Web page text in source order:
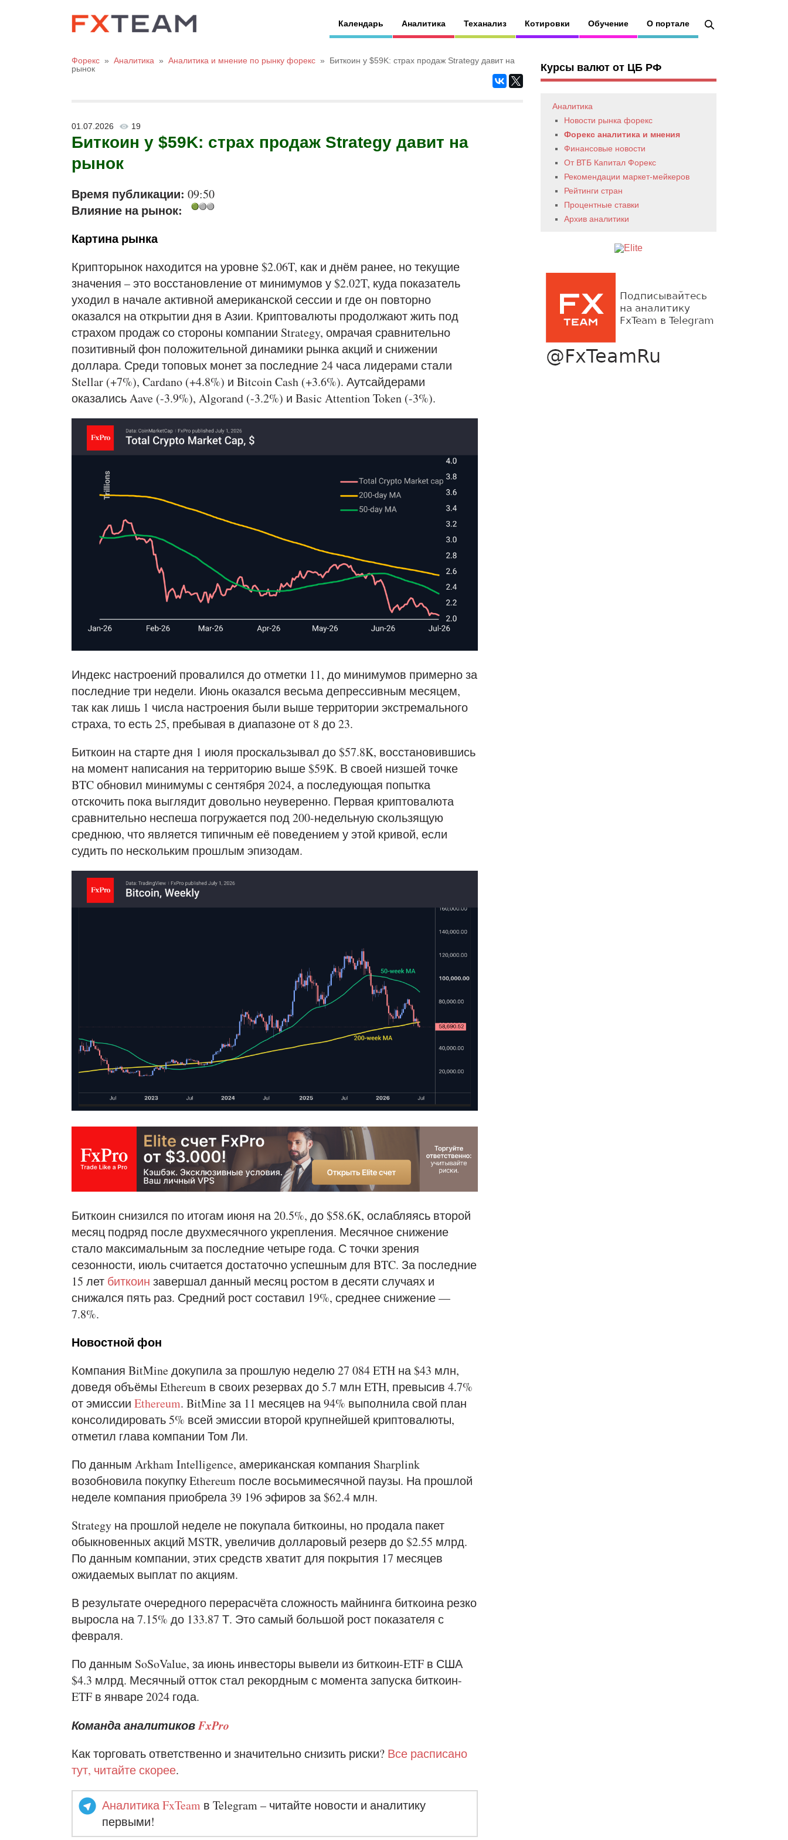
Календарь Аналитика Теханализ Котировки Обучение О портале
Форекс » Аналитика » Аналитика и мнение по рынку форекс »
Биткоин у $59K: страх продаж Strategy давит на
рынок
01.07.2026 19
Биткоин у $59K: страх продаж Strategy давит на
рынок
Время публикации: 09:50
Влияние на рынок:
Картина рынка
Крипторынок находится на уровне $2.06T, как и днём ранее, но текущие
значения – это восстановление от минимумов у $2.02T, куда показатель
уходил в начале активной американской сессии и где он повторно
оказался на открытии дня в Азии. Криптовалюты продолжают жить под
страхом продаж со стороны компании Strategy, омрачая сравнительно
позитивный фон положительной динамики рынка акций и снижении
доллара. Среди топовых монет за последние 24 часа лидерами стали
Stellar (+7%), Cardano (+4.8%) и Bitcoin Cash (+3.6%). Аутсайдерами
оказались Aave (-3.9%), Algorand (-3.2%) и Basic Attention Token (-3%).
Индекс настроений провалился до отметки 11, до минимумов примерно за
последние три недели. Июнь оказался весьма депрессивным месяцем,
так как лишь 1 числа настроения были выше территории экстремального
страха, то есть 25, пребывая в диапазоне от 8 до 23.
Биткоин на старте дня 1 июля проскальзывал до $57.8K, восстановившись
на момент написания на территорию выше $59K. В своей низшей точке
BTC обновил минимумы с сентября 2024, а последующая попытка
отскочить пока выглядит довольно неуверенно. Первая криптовалюта
сравнительно неспеша погружается под 200-недельную скользящую
среднюю, что является типичным её поведением у этой кривой, если
судить по нескольким прошлым эпизодам.
Биткоин снизился по итогам июня на 20.5%, до $58.6K, ослабляясь второй
месяц подряд после двухмесячного укрепления. Месячное снижение
стало максимальным за последние четыре года. С точки зрения
сезонности, июль считается достаточно успешным для BTC. За последние
15 лет биткоин завершал данный месяц ростом в десяти случаях и
снижался пять раз. Средний рост составил 19%, среднее снижение —
7.8%.
Новостной фон
Компания BitMine докупила за прошлую неделю 27 084 ETH на $43 млн,
доведя объёмы Ethereum в своих резервах до 5.7 млн ETH, превысив 4.7%
от эмиссии Ethereum. BitMine за 11 месяцев на 94% выполнила свой план
консолидировать 5% всей эмиссии второй крупнейшей криптовалюты,
отметил глава компании Том Ли.
По данным Arkham Intelligence, американская компания Sharplink
возобновила покупку Ethereum после восьмимесячной паузы. На прошлой
неделе компания приобрела 39 196 эфиров за $62.4 млн.
Strategy на прошлой неделе не покупала биткоины, но продала пакет
обыкновенных акций MSTR, увеличив долларовый резерв до $2.55 млрд.
По данным компании, этих средств хватит для покрытия 17 месяцев
ожидаемых выплат по акциям.
В результате очередного перерасчёта сложность майнинга биткоина резко
выросла на 7.15% до 133.87 Т. Это самый большой рост показателя с
февраля.
По данным SoSoValue, за июнь инвесторы вывели из биткоин-ETF в США
$4.3 млрд. Месячный отток стал рекордным с момента запуска биткоин-
ETF в январе 2024 года.
Команда аналитиковFxPro
Как торговать ответственно и значительно снизить риски? Все расписано
тут, читайте скорее.
Аналитика FxTeam в Telegram – читайте новости и аналитику
первыми!
Курсы валют от ЦБ РФ
Аналитика
Новости рынка форекс
Форекс аналитика и мнения
Финансовые новости
От ВТБ Капитал Форекс
Рекомендации маркет-мейкеров
Рейтинги стран
Процентные ставки
Архив аналитики